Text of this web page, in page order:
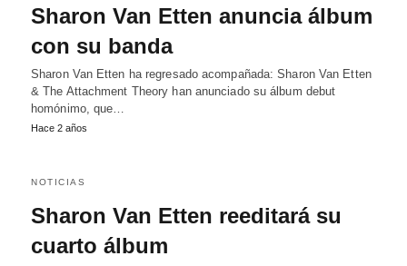
Sharon Van Etten anuncia álbum
con su banda
Sharon Van Etten ha regresado acompañada: Sharon Van Etten
& The Attachment Theory han anunciado su álbum debut
homónimo, que…
Hace 2 años
NOTICIAS
Sharon Van Etten reeditará su
cuarto álbum